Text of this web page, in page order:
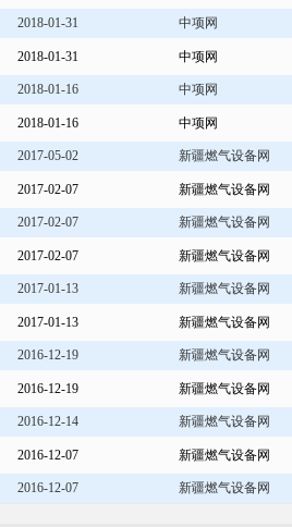
2018-01-31 中项网
2018-01-31 中项网
2018-01-16 中项网
2018-01-16 中项网
2017-05-02 新疆燃气设备网
2017-02-07 新疆燃气设备网
2017-02-07 新疆燃气设备网
2017-02-07 新疆燃气设备网
2017-01-13 新疆燃气设备网
2017-01-13 新疆燃气设备网
2016-12-19 新疆燃气设备网
2016-12-19 新疆燃气设备网
2016-12-14 新疆燃气设备网
2016-12-07 新疆燃气设备网
2016-12-07 新疆燃气设备网